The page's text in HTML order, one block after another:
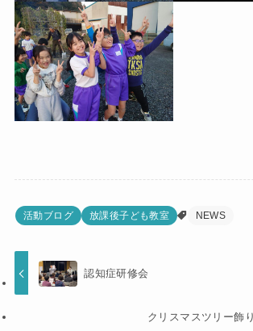
活動ブログ 放課後子ども教室 NEWS
認知症研修会
クリスマスツリー飾